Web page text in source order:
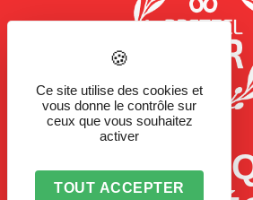
LA
Ce site utilise des cookies et
vous donne le contrôle sur
ceux que vous souhaitez
activer
TOUT ACCEPTER